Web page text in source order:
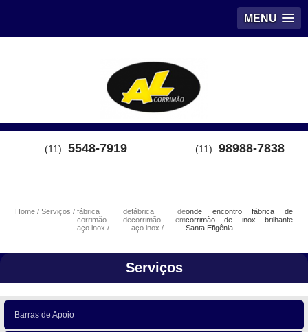
MENU
(11) 5548-7919 (11) 98988-7838
Home Serviços
fábrica de
corrimão de
aço inox
fábrica de
corrimão em
aço inox
onde encontro fábrica de
corrimão de inox brilhante
Santa Efigênia
Serviços
Barras de Apoio